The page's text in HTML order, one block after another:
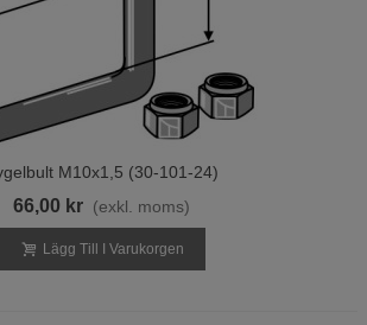
M10x1,5 (30-101-24)
66,00 kr (exkl. moms)
Lägg Till I Varukorgen